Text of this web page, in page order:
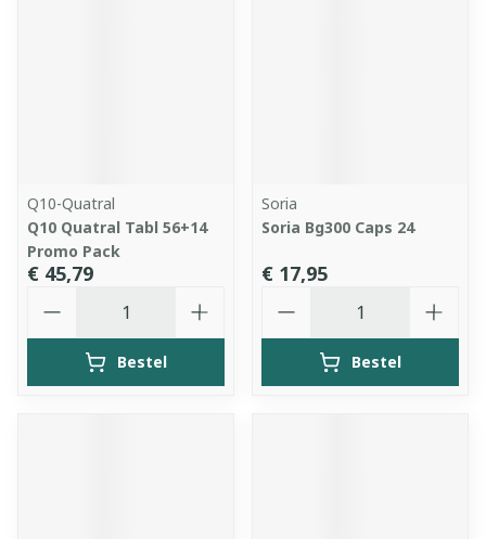
Q10-Quatral
Q10 Quatral Tabl 56+14
Promo Pack
€ 45,79
Bestel
Soria
Soria Bg300 Caps 24
€ 17,95
Bestel